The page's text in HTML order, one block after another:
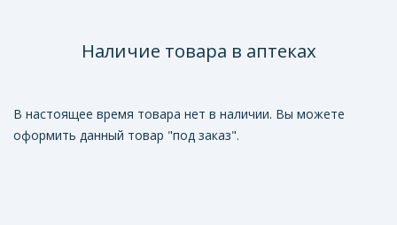
Наличие товара в аптеках
В настоящее время товара нет в наличии. Вы можете
оформить данный товар "под заказ".